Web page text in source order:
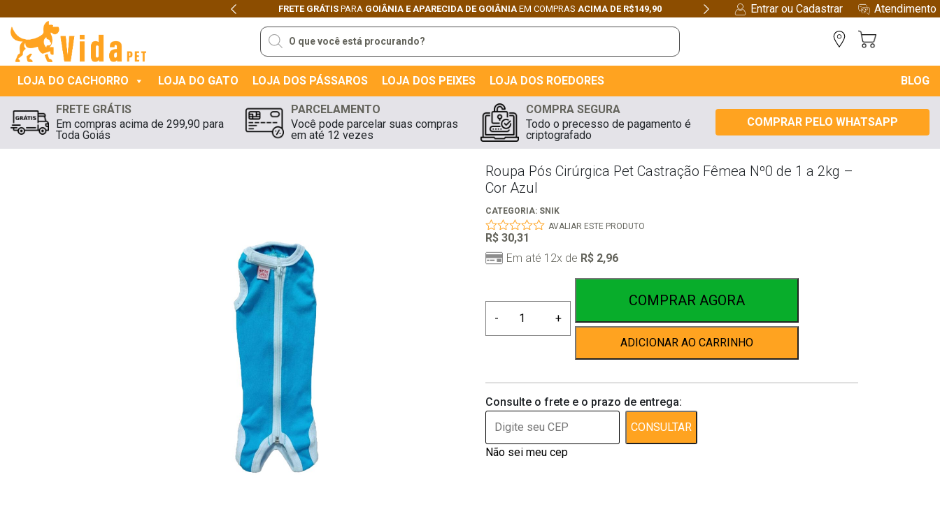
FRETE GRÁTIS PARA GOIÂNIA E APARECIDA DE GOIÂNIA EM COMPRAS ACIMA DE R$149,90
Previous Next
Entrar ou Cadastrar
Atendimento
Pesquisar
produtos
LOJA DO CACHORRO LOJA DO GATO LOJA DOS PÁSSAROS LOJA DOS PEIXES LOJA DOS ROEDORES BLOG
FRETE GRÁTIS
Em compras acima de 299,90 para
Toda Goiás
PARCELAMENTO
Você pode parcelar suas compras
em até 12 vezes
COMPRA SEGURA
Todo o precesso de pagamento é
criptografado
COMPRAR PELO WHATSAPP
Roupa Pós Cirúrgica Pet Castração Fêmea Nº0 de 1 a 2kg –
Cor Azul
CATEGORIA: SNIK
0
out
of
AVALIAR ESTE PRODUTO
R$ 30,31
Em até 12x de R$ 2,96
-
Pós
Nº0
de
1
a
+
COMPRAR AGORA
ADICIONAR AO CARRINHO
Consulte o frete e o prazo de entrega:
CONSULTAR
Não sei meu cep